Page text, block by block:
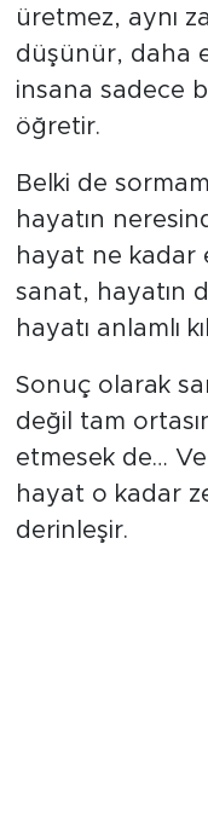
üretmez, aynı
düşünür, daha
insana sadece
öğretir.
Belki de
hayatın
hayat ne kadar
sanat, hayatın
hayatı anlamlı
Sonuç olarak
değil tam
etmesek de…
hayat o kadar
derinleşir.